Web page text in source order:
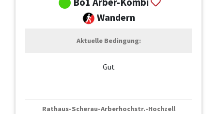
Wandern
Aktuelle Bedingung:
Gut
Rathaus-Scherau-Arberhochstr.-Hochzell